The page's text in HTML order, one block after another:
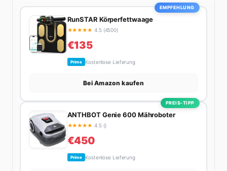
Wochenenden am liebsten in der Natur oder auf dem
EMPFEHLUNG
RunSTAR Körperfettwaage
★★★★★ 4.5 (4500)
€135
Prime Kostenlose Lieferung
Bei Amazon kaufen
PREIS-TIPP
ANTHBOT Genie 600 Mähroboter
★★★★★ 4.5 ()
€450
Prime Kostenlose Lieferung